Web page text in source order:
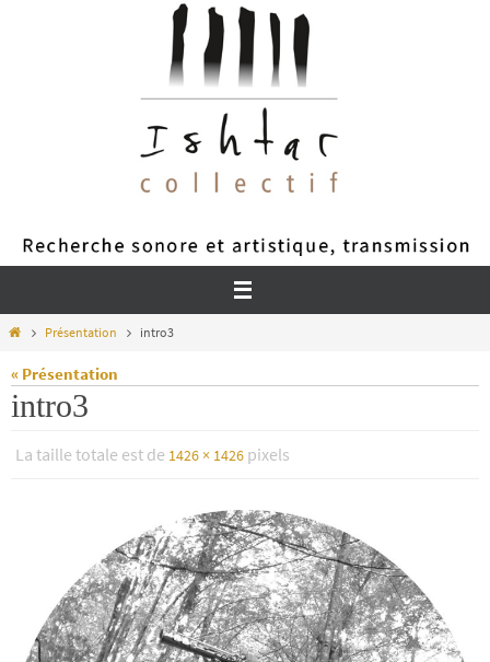
HomePrésentation intro3
« Présentation
intro3
La taille totale est de 1426 × 1426 pixels